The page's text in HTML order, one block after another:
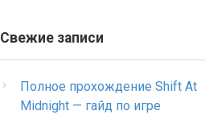
Свежие записи
Полное прохождение Shift At
Midnight — гайд по игре